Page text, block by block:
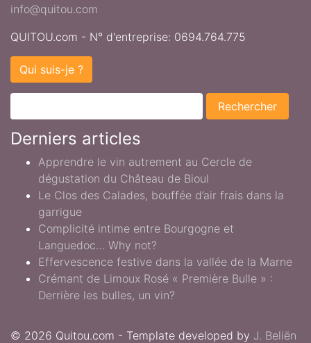
info@quitou.com
QUITOU.com - N° d'entreprise: 0694.764.775
Qui suis-je ?
Derniers articles
Apprendre le vin autrement au Cercle de
dégustation du Château de Bioul
Le Clos des Calades, bouffée d’air frais dans la
garrigue
Complicité intime entre Bourgogne et
Languedoc… Why not?
Effervescence festive dans la vallée de la Marne
Crémant de Limoux Rosé « Première Bulle » :
Derrière les bulles, un vin?
© 2026 Quitou.com - Template developed by J. Beliën